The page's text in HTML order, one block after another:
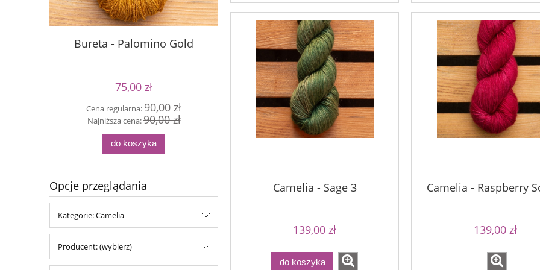
Bureta - Palomino Gold
75,00 zł
Cena regularna:90,00 zł
Najniższa cena:90,00 zł
do koszyka
Bureta - Perfect Powder
75,00 zł
Cena regularna:90,00 zł
Najniższa cena:90,00 zł
Bureta - Raspberry Sorbet
75,00 zł
Cena regularna:90,00 zł
Najniższa cena:90,00 zł
Opcje przeglądania
Kategorie: Camelia
Producent: (wybierz)
Camelia - Sage 3
139,00 zł
do koszyka
Camelia - Raspberry
139,00 zł